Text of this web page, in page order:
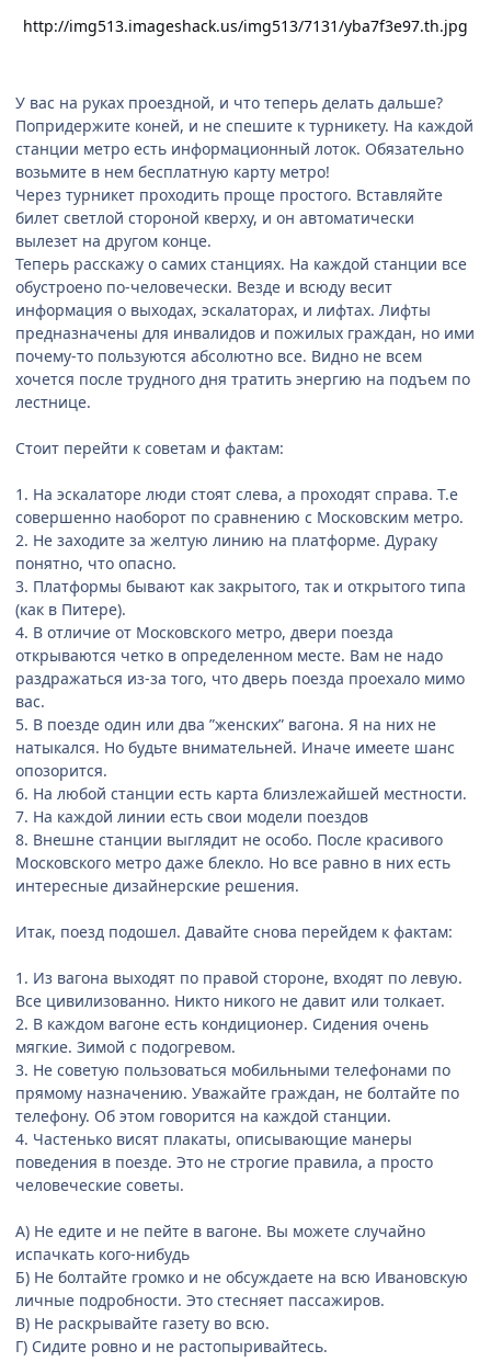
http://img513.imageshack.us/img513/7131/yba7f3e97.th.jpg
У вас на руках проездной, и что теперь делать дальше?
Попридержите коней, и не спешите к турникету. На каждой
станции метро есть информационный лоток. Обязательно
возьмите в нем бесплатную карту метро!
Через турникет проходить проще простого. Вставляйте
билет светлой стороной кверху, и он автоматически
вылезет на другом конце.
Теперь расскажу о самих станциях. На каждой станции все
обустроено по-человечески. Везде и всюду весит
информация о выходах, эскалаторах, и лифтах. Лифты
предназначены для инвалидов и пожилых граждан, но ими
почему-то пользуются абсолютно все. Видно не всем
хочется после трудного дня тратить энергию на подъем по
лестнице.
Стоит перейти к советам и фактам:
1. На эскалаторе люди стоят слева, а проходят справа. Т.е
совершенно наоборот по сравнению с Московским метро.
2. Не заходите за желтую линию на платформе. Дураку
понятно, что опасно.
3. Платформы бывают как закрытого, так и открытого типа
(как в Питере).
4. В отличие от Московского метро, двери поезда
открываются четко в определенном месте. Вам не надо
раздражаться из-за того, что дверь поезда проехало мимо
вас.
5. В поезде один или два ”женских” вагона. Я на них не
натыкался. Но будьте внимательней. Иначе имеете шанс
опозорится.
6. На любой станции есть карта близлежайшей местности.
7. На каждой линии есть свои модели поездов
8. Внешне станции выглядит не особо. После красивого
Московского метро даже блекло. Но все равно в них есть
интересные дизайнерские решения.
Итак, поезд подошел. Давайте снова перейдем к фактам:
1. Из вагона выходят по правой стороне, входят по левую.
Все цивилизованно. Никто никого не давит или толкает.
2. В каждом вагоне есть кондиционер. Сидения очень
мягкие. Зимой с подогревом.
3. Не советую пользоваться мобильными телефонами по
прямому назначению. Уважайте граждан, не болтайте по
телефону. Об этом говорится на каждой станции.
4. Частенько висят плакаты, описывающие манеры
поведения в поезде. Это не строгие правила, а просто
человеческие советы.
А) Не едите и не пейте в вагоне. Вы можете случайно
испачкать кого-нибудь
Б) Не болтайте громко и не обсуждаете на всю Ивановскую
личные подробности. Это стесняет пассажиров.
В) Не раскрывайте газету во всю.
Г) Сидите ровно и не растопыривайтесь.